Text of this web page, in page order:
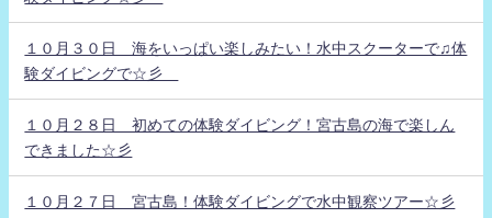
１０月３０日 海をいっぱい楽しみたい！水中スクーターで♫体
験ダイビングで☆彡
１０月２８日 初めての体験ダイビング！宮古島の海で楽しん
できました☆彡
１０月２７日 宮古島！体験ダイビングで水中観察ツアー☆彡